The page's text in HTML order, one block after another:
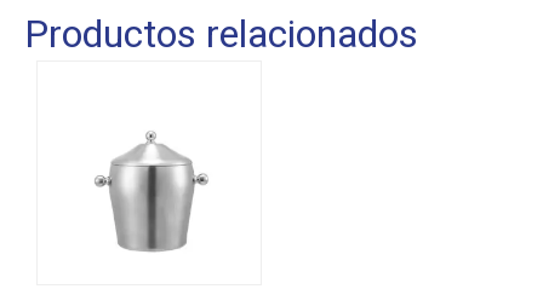
Productos relacionados